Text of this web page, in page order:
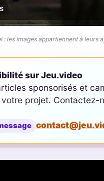
: les images appartiennent à leurs
sur Jeu.video
sponsorisés et
projet. Contactez-